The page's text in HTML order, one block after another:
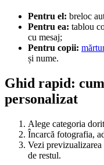
Pentru el: breloc
Pentru ea: tablou
cu mesaj;
Pentru copii:
și nume.
Ghid rapid:
personalizat
Alege categoria
Încarcă fotografia,
Vezi
de restul.